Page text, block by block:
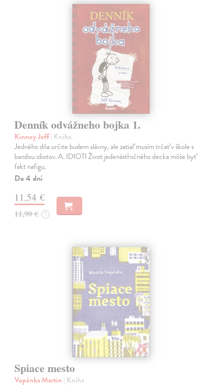
Denník odvážneho bojka 1.
Kinney Jeff| Kniha
Jedného dňa určite budem slávny, ale zatiaľ musím trčať v škole s
bandou idiotov. A. IDIOTI Život jedenásťročného decka môže byť
fakt nafigu.
Do 4 dní
11,54 €
11,90 € ?
Spiace mesto
Vopěnka Martin | Kniha